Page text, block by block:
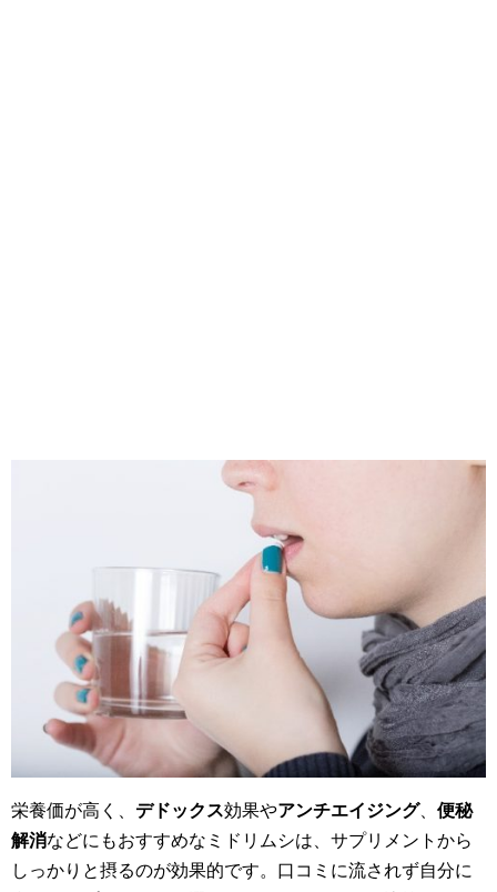
栄養価が高く、 デドックス効果やアンチエイジング、 便秘
解消などにもおすすめなミドリムシは、サプリメントから
しっかりと摂るのが効果的です。口コミに流されず自分に